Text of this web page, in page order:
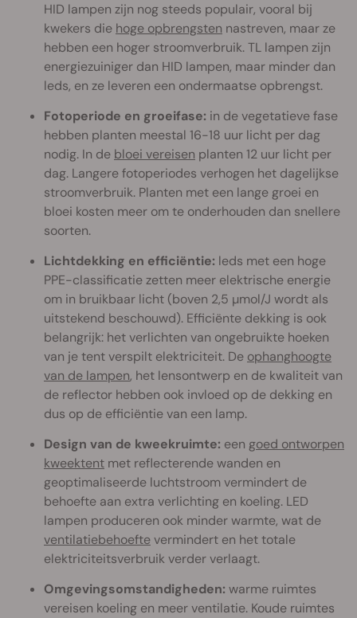
HID lampen zijn nog steeds populair, vooral bij
kwekers die hoge opbrengsten nastreven, maar ze
hebben een hoger stroomverbruik. TL lampen zijn
energiezuiniger dan HID lampen, maar minder dan
leds, en ze leveren een ondermaatse opbrengst.
Fotoperiode en groeifase: in de vegetatieve fase
hebben planten meestal 16-18 uur licht per dag
nodig. In de bloei vereisen planten 12 uur licht per
dag. Langere fotoperiodes verhogen het dagelijkse
stroomverbruik. Planten met een lange groei en
bloei kosten meer om te onderhouden dan snellere
soorten.
Lichtdekking en efficiëntie: leds met een hoge
PPE-classificatie zetten meer elektrische energie
om in bruikbaar licht (boven 2,5 µmol/J wordt als
uitstekend beschouwd). Efficiënte dekking is ook
belangrijk: het verlichten van ongebruikte hoeken
van je tent verspilt elektriciteit. De ophanghoogte
van de lampen, het lensontwerp en de kwaliteit van
de reflector hebben ook invloed op de dekking en
dus op de efficiëntie van een lamp.
Design van de kweekruimte: een goed ontworpen
kweektent met reflecterende wanden en
geoptimaliseerde luchtstroom vermindert de
behoefte aan extra verlichting en koeling. LED
lampen produceren ook minder warmte, wat de
ventilatiebehoeftevermindert en het totale
elektriciteitsverbruik verder verlaagt.
Omgevingsomstandigheden: warme ruimtes
vereisen koeling en meer ventilatie. Koude ruimtes